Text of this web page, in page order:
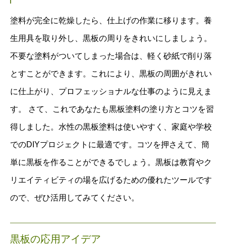
塗料が完全に乾燥したら、仕上げの作業に移ります。養
生用具を取り外し、黒板の周りをきれいにしましょう。
不要な塗料がついてしまった場合は、軽く砂紙で削り落
とすことができます。これにより、黒板の周囲がきれい
に仕上がり、プロフェッショナルな仕事のように見えま
す。 さて、これであなたも黒板塗料の塗り方とコツを習
得しました。水性の黒板塗料は使いやすく、家庭や学校
でのDIYプロジェクトに最適です。コツを押さえて、簡
単に黒板を作ることができるでしょう。黒板は教育やク
リエイティビティの場を広げるための優れたツールです
ので、ぜひ活用してみてください。
黒板の応用アイデア